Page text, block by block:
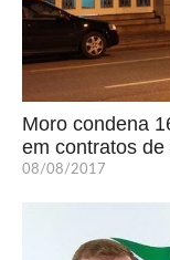
Moro condena
em contratos
08/08/2017